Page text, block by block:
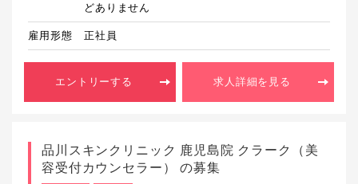
どありません
雇用形態 正社員
エントリーする 求人詳細を見る
品川スキンクリニック 鹿児島院 クラーク（美
容受付カウンセラー） の募集